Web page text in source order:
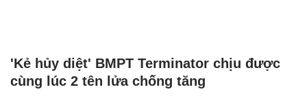
'Kẻ hủy diệt' BMPT Terminator chịu được
cùng lúc 2 tên lửa chống tăng